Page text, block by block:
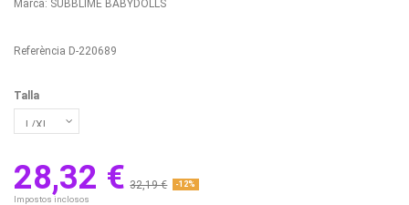
Marca: SUBBLIME BABYDOLLS
Referència D-220689
Talla
28,32 € 32,19 € -12%
Impostos inclosos